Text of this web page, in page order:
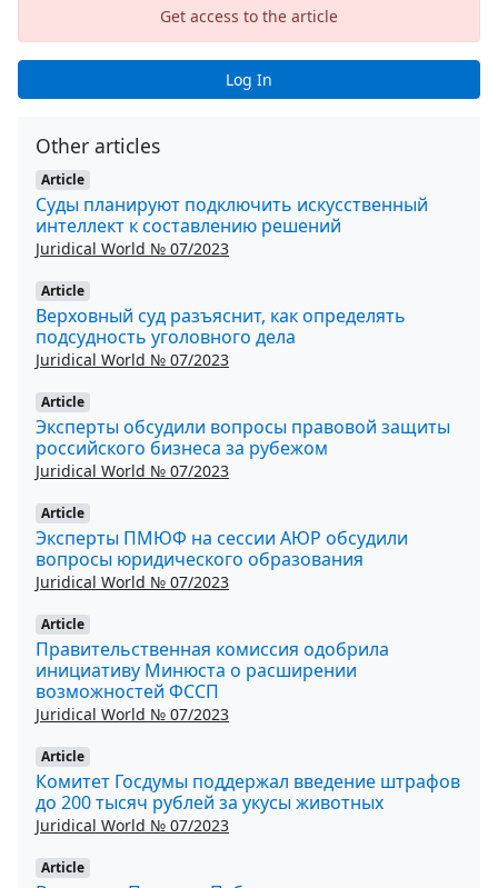
Get access to the article
Log In
Other articles
Article
Суды планируют подключить искусственный
интеллект к составлению решений
Juridical World № 07/2023
Article
Верховный суд разъяснит, как определять
подсудность уголовного дела
Juridical World № 07/2023
Article
Эксперты обсудили вопросы правовой защиты
российского бизнеса за рубежом
Juridical World № 07/2023
Article
Эксперты ПМЮФ на сессии АЮР обсудили
вопросы юридического образования
Juridical World № 07/2023
Article
Правительственная комиссия одобрила
инициативу Минюста о расширении
возможностей ФССП
Juridical World № 07/2023
Article
Комитет Госдумы поддержал введение штрафов
до 200 тысяч рублей за укусы животных
Juridical World № 07/2023
Article